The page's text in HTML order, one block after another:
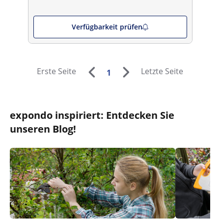
Verfügbarkeit prüfen
Erste Seite 1 Letzte Seite
expondo inspiriert: Entdecken Sie
unseren Blog!